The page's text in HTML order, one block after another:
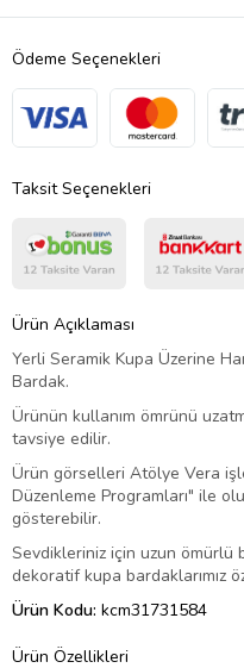
Ödeme Seçenekleri
Taksit Seçenekleri
Ürün Açıklaması
Yerli Seramik Kupa Üzerine
Bardak.
Ürünün kullanım ömrünü
tavsiye edilir.
Ürün görselleri Atölye Vera
Düzenleme Programları" ile
gösterebilir.
Sevdikleriniz için uzun ömürlü
dekoratif kupa bardaklarımız
Ürün Kodu: kcm31731584
Ürün Özellikleri